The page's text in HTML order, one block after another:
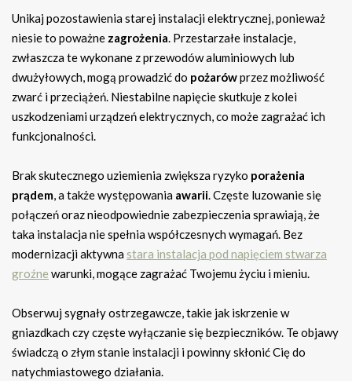
Unikaj pozostawienia starej instalacji elektrycznej, ponieważ
niesie to poważne zagrożenia. Przestarzałe instalacje,
zwłaszcza te wykonane z przewodów aluminiowych lub
dwużyłowych, mogą prowadzić do pożarówprzez możliwość
zwarć i przeciążeń. Niestabilne napięcie skutkuje z kolei
uszkodzeniami urządzeń elektrycznych, co może zagrażać ich
funkcjonalności.
Brak skutecznego uziemienia zwiększa ryzyko porażenia
prądem, a także występowania awarii. Częste luzowanie się
połączeń oraz nieodpowiednie zabezpieczenia sprawiają, że
taka instalacja nie spełnia współczesnych wymagań. Bez
modernizacji aktywnastara instalacja pod napięciem stwarza
groźne warunki, mogące zagrażać Twojemu życiu i mieniu.
Obserwuj sygnały ostrzegawcze, takie jak iskrzenie w
gniazdkach czy częste wyłączanie się bezpieczników. Te objawy
świadczą o złym stanie instalacji i powinny skłonić Cię do
natychmiastowego działania.